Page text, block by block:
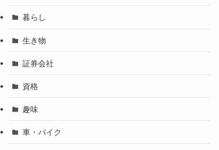
暮らし
生き物
証券会社
資格
趣味
車・バイク